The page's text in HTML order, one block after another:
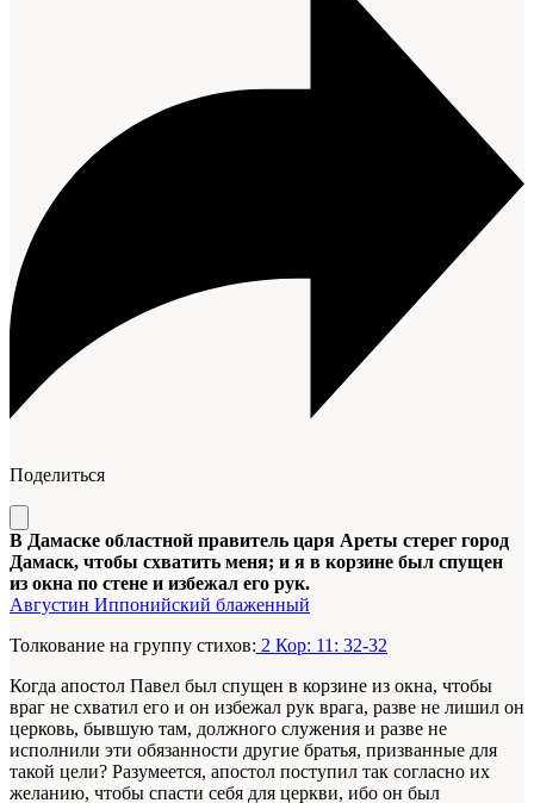
Поделиться
В Дамаске областной правитель царя Ареты стерег город
Дамаск, чтобы схватить меня; и я в корзине был спущен
из окна по стене и избежал его рук.
Августин Иппонийский блаженный
Толкование на группу стихов: 2 Кор: 11: 32-32
Когда апостол Павел был спущен в корзине из окна, чтобы
враг не схватил его и он избежал рук врага, разве не лишил он
церковь, бывшую там, должного служения и разве не
исполнили эти обязанности другие братья, призванные для
такой цели? Разумеется, апостол поступил так согласно их
желанию, чтобы спасти себя для церкви, ибо он был